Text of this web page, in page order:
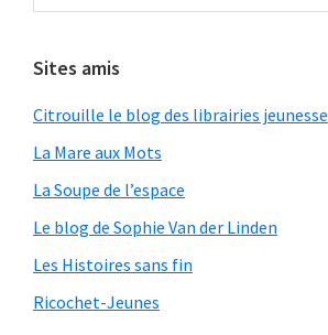
Sites amis
Citrouille le blog des librairies jeunesse
La Mare aux Mots
La Soupe de l’espace
Le blog de Sophie Van der Linden
Les Histoires sans fin
Ricochet-Jeunes